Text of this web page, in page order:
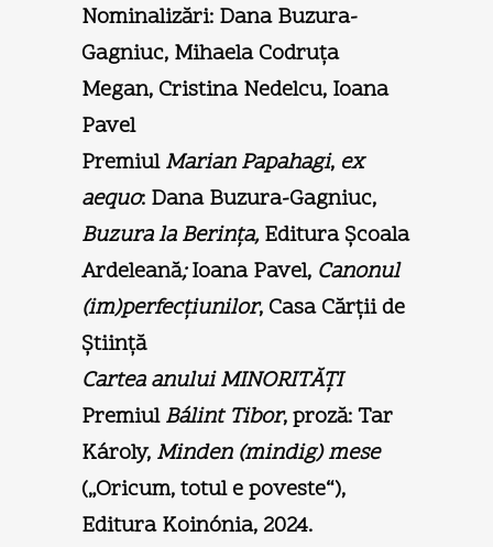
Nominalizări: Dana Buzura-
Gagniuc, Mihaela Codruţa
Megan, Cristina Nedelcu, Ioana
Pavel
PremiulMarian Papahagi, ex
aequo: Dana Buzura-Gagniuc,
Buzura la Berinţa,Editura Şcoala
Ardeleană;Ioana Pavel, Canonul
(im)perfecţiunilor, Casa Cărţii de
Ştiinţă
Cartea anului MINORITĂŢI
PremiulBálint Tibor, proză: Tar
Károly, Minden (mindig) mese
(„Oricum, totul e poveste“),
Editura Koinónia, 2024.